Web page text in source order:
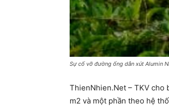
Sự cố vỡ đường ống dẫn xút Alumin
ThienNhien.Net – TKV cho
m2 và một phần theo hệ